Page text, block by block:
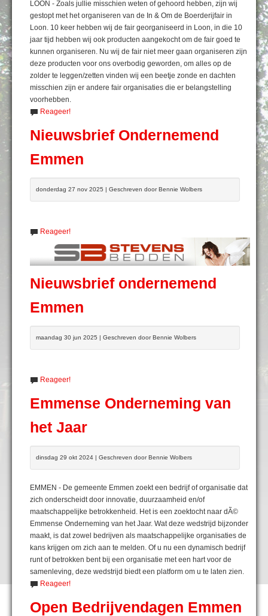
LOON - Zoals jullie misschien weten of gehoord hebben, zijn wij
gestopt met het organiseren van de In & Om de Boerderijfair in
Loon. 10 keer hebben wij de fair georganiseerd in Loon, in die 10
jaar tijd hebben wij ook producten aangekocht om de fair goed te
kunnen organiseren. Nu wij de fair niet meer gaan organiseren zijn
deze producten voor ons overbodig geworden, om alles op de
zolder te leggen/zetten vinden wij een beetje zonde en dachten
misschien zijn er andere fair organisaties die er belangstelling
voorhebben.
Reageer!
Nieuwsbrief Ondernemend
Emmen
donderdag 27 nov 2025 | Geschreven door Bennie Wolbers
Reageer!
Nieuwsbrief ondernemend
Emmen
maandag 30 jun 2025 | Geschreven door Bennie Wolbers
Reageer!
Emmense Onderneming van
het Jaar
dinsdag 29 okt 2024 | Geschreven door Bennie Wolbers
EMMEN - De gemeente Emmen zoekt een bedrijf of organisatie dat
zich onderscheidt door innovatie, duurzaamheid en/of
maatschappelijke betrokkenheid. Het is een zoektocht naar dÃ©
Emmense Onderneming van het Jaar. Wat deze wedstrijd bijzonder
maakt, is dat zowel bedrijven als maatschappelijke organisaties de
kans krijgen om zich aan te melden. Of u nu een dynamisch bedrijf
runt of betrokken bent bij een organisatie met een hart voor de
samenleving, deze wedstrijd biedt een platform om u te laten zien.
Reageer!
Open Bedrijvendagen Emmen